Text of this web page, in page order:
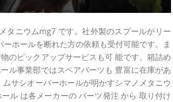
タニウムmg7 です。社外製のスプールがリー
ホールを断れた方の依頼も受付可能です。ま
のピックアップサービスも可 能です。箱詰め
ル事業部ではスペアパーツも 豊富に在庫があ
サシオーバーホールが明かすシマノメタニウ
ル は各メーカーの パーツ発注 から 取り付け